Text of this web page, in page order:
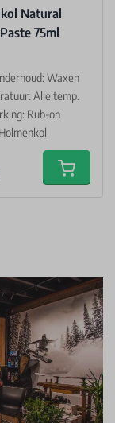
Natural
75ml
Waxen
Alle temp.
Rub-on
Add to